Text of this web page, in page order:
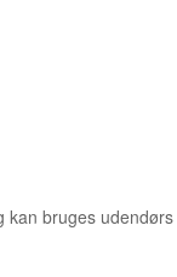
bruges